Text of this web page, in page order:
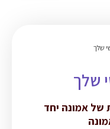
שלך
שלך
של אמונה יחד